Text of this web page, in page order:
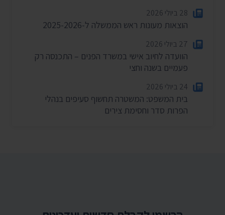
28 ביולי 2026
הוצאות מעונות ראש הממשלה ל-2025-2026
27 ביולי 2026
הוועדה לחיוב אישי במשרד הפנים – התכנסה רק
פעמיים בשנה וחצי
24 ביולי 2026
בית המשפט: המשטרה תחשוף סעיפים בנהלי
הפרות סדר וחסימת צירים